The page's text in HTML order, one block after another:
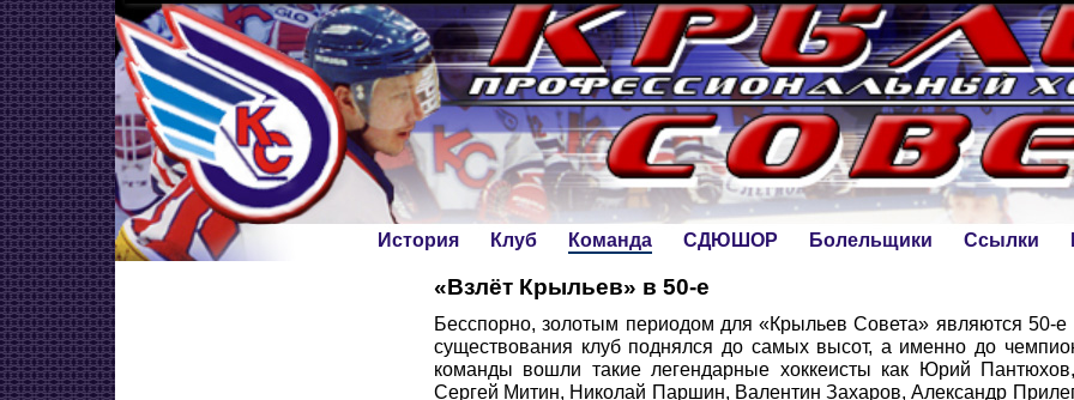
История Клуб Команда СДЮШОР Болельщики Ссылки
«Взлёт Крыльев» в 50-е
Бесспорно, золотым периодом для «Крыльев Совета» являются 50-е
существования клуб поднялся до самых высот, а именно до
команды вошли такие легендарные хоккеисты как Юрий
Сергей Митин, Николай Паршин, Валентин Захаров, Александр